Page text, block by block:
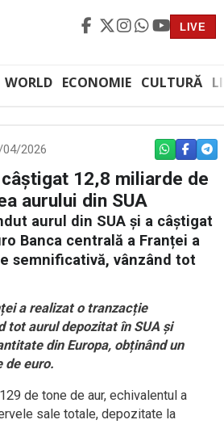
LIVE
WORLD ECONOMIE CULTURĂ
2026 WHATSAPP
12,8 miliarde de
aurului din SUA
aurul din SUA și a câștigat
Banca centrală a Franței a
semnificativă, vânzând tot
a realizat o tranzacție
tot aurul depozitat în SUA și
din Europa, obținând un
de euro.
de tone de aur, echivalentul a
sale totale, depozitate la